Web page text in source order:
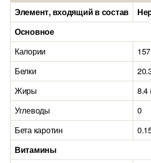
Элемент, входящий в состав
Основное
Калории
Белки
Жиры
8.4
Углеводы
0
Бета каротин
Витамины